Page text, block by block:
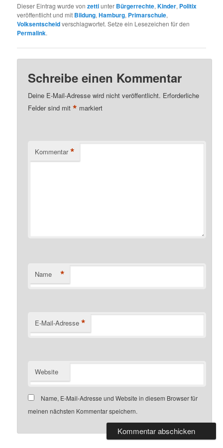
Dieser Eintrag wurde vonzettiunter Bürgerrechte,Kinder, Politix
veröffentlicht und mit Bildung,Hamburg, Primarschule,
Volksentscheidverschlagwortet. Setze ein Lesezeichen für den
Permalink.
Schreibe einen Kommentar
Deine E-Mail-Adresse wird nicht veröffentlicht. Erforderliche
Felder sind mit* markiert
Kommentar *
Name *
E-Mail-Adresse *
Website
Name, E-Mail-Adresse und Website in diesem Browser für
meinen nächsten Kommentar speichern.